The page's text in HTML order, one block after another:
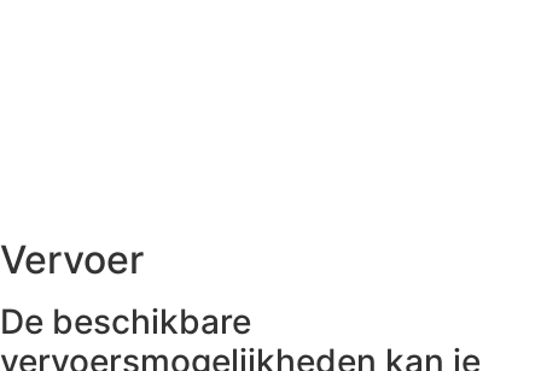
Vervoer
De beschikbare
vervoersmogelijkheden kan je